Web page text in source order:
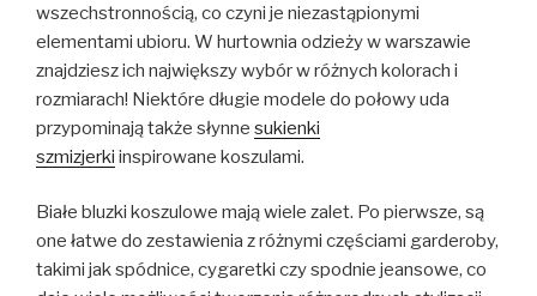
wszechstronnością, co czyni je niezastąpionymi
elementami ubioru. W hurtownia odzieży w warszawie
znajdziesz ich największy wybór w różnych kolorach i
rozmiarach! Niektóre długie modele do połowy uda
przypominają także słynne sukienki
szmizjerki inspirowane koszulami.
Białe bluzki koszulowe mają wiele zalet. Po pierwsze, są
one łatwe do zestawienia z różnymi częściami garderoby,
takimi jak spódnice, cygaretki czy spodnie jeansowe, co